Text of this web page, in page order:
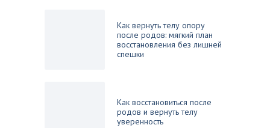
Как вернуть телу опору
после родов: мягкий план
восстановления без лишней
спешки
Как восстановиться после
родов и вернуть телу
уверенность